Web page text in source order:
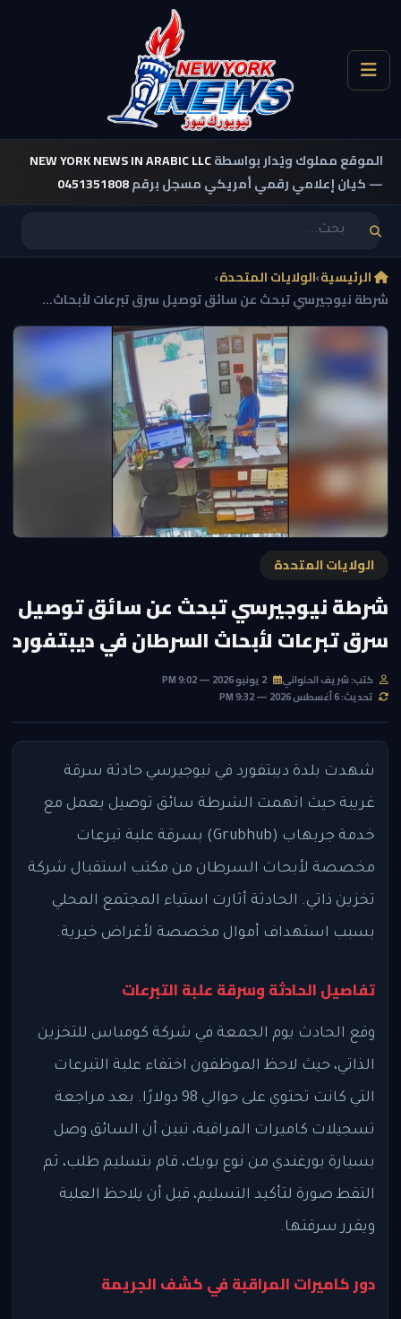
الموقع مملوك ويُدار بواسطةNEW YORK NEWS IN ARABIC LLC
— كيان إعلامي رقمي أمريكي مسجل برقم0451351808
الرئيسية›الولايات المتحدة›
شرطة نيوجيرسي تبحث عن سائق توصيل سرق تبرعات لأبحاث...
الولايات المتحدة
شرطة نيوجيرسي تبحث عن سائق توصيل
سرق تبرعات لأبحاث السرطان في ديبتفورد
كتب: شريف الحلواني
تحديث: 6 أغسطس 2026 — 9:32 PM
شهدت بلدة ديبتفورد في نيوجيرسي حادثة سرقة
غريبة حيث اتهمت الشرطة سائق توصيل يعمل مع
خدمة جربهاب (Grubhub) بسرقة علبة تبرعات
مخصصة لأبحاث السرطان من مكتب استقبال شركة
تخزين ذاتي. الحادثة أثارت استياء المجتمع المحلي
بسبب استهداف أموال مخصصة لأغراض خيرية.
تفاصيل الحادثة وسرقة علبة التبرعات
وقع الحادث يوم الجمعة في شركة كومباس للتخزين
الذاتي، حيث لاحظ الموظفون اختفاء علبة التبرعات
التي كانت تحتوي على حوالي 98 دولارًا. بعد مراجعة
تسجيلات كاميرات المراقبة، تبين أن السائق وصل
بسيارة بورغندي من نوع بويك، قام بتسليم طلب، ثم
التقط صورة لتأكيد التسليم، قبل أن يلاحظ العلبة
ويقرر سرقتها.
دور كاميرات المراقبة في كشف الجريمة